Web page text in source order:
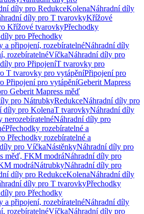
díly pro RedukceKolenaNáhradní díly
díly pro T tvarovkyKřížové
Křížové tvarovkyPřechodky
pro Přechodky
a připojení, rozebíratelnéNáhradní díly
rozebíratelnéVíčkaNáhradní díly pro
pro PřipojeníT tvarovky pro
T tvarovky pro vytápěníPřipojení pro
Připojení pro vytápěníGeberit Mapress
Geberit Mapress měď
pro NátrubkyRedukceNáhradní díly pro
díly pro KolenaT tvarovkyNáhradní díly
nerozebíratelnéNáhradní díly pro
Přechodky rozebíratelné a
Přechodky rozebíratelné a
pro VíčkaNástěnkyNáhradní díly pro
měď, FKM modráNáhradní díly pro
modráNátrubkyNáhradní díly pro
díly pro RedukceKolenaNáhradní díly
díly pro T tvarovkyPřechodky
pro Přechodky
a připojení, rozebíratelnéNáhradní díly
rozebíratelnéVíčkaNáhradní díly pro